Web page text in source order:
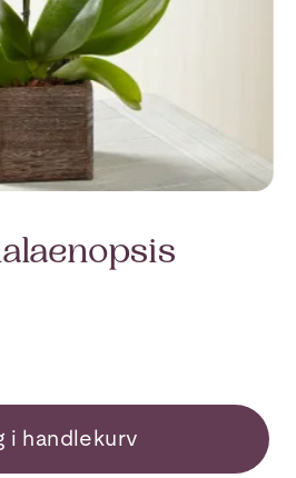
i handlekurv